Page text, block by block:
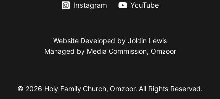
Instagram YouTube
Website Developed by Joldin Lewis
Managed by Media Commission, Omzoor
© 2026 Holy Family Church, Omzoor. All Rights Reserved.